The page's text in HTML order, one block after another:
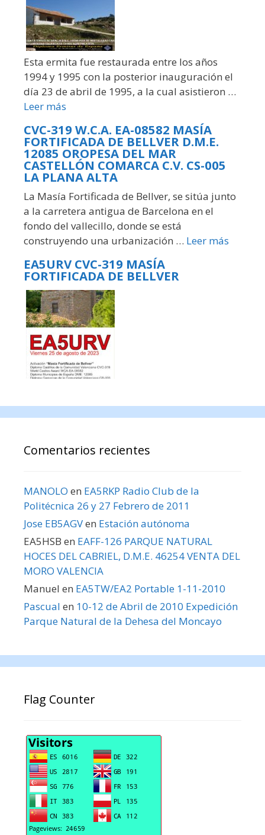
Esta ermita fue restaurada entre los años
1994 y 1995 con la posterior inauguración el
día 23 de abril de 1995, a la cual asistieron …
Leer más
CVC-319 W.C.A. EA-08582 MASÍA
FORTIFICADA DE BELLVER D.M.E.
12085 OROPESA DEL MAR
CASTELLÓN COMARCA C.V. CS-005
LA PLANA ALTA
La Masía Fortificada de Bellver, se sitúa junto
a la carretera antigua de Barcelona en el
fondo del vallecillo, donde se está
construyendo una urbanización … Leer más
EA5URV CVC-319 MASÍA
FORTIFICADA DE BELLVER
Comentarios recientes
MANOLO en EA5RKP Radio Club de la
Politécnica 26 y 27 Febrero de 2011
Jose EB5AGVen Estación autónoma
EA5HSB en EAFF-126 PARQUE NATURAL
HOCES DEL CABRIEL, D.M.E. 46254 VENTA DEL
MORO VALENCIA
Manuel en EA5TW/EA2 Portable 1-11-2010
Pascual en 10-12 de Abril de 2010 Expedición
Parque Natural de la Dehesa del Moncayo
Flag Counter